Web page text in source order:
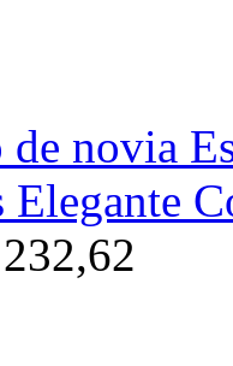
de novia
Elegante